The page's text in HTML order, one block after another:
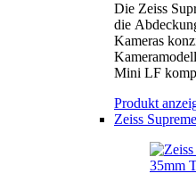
Die Zeiss
die
Kameras
Mini LF
Produkt
Zeiss